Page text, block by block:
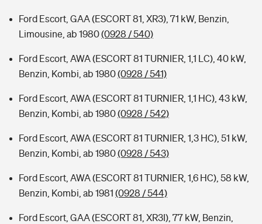
Ford Escort, GAA (ESCORT 81, XR3), 71 kW, Benzin,
Limousine, ab 1980(0928 / 540)
Ford Escort, AWA (ESCORT 81 TURNIER, 1,1 LC), 40 kW,
Benzin, Kombi, ab 1980(0928 / 541)
Ford Escort, AWA (ESCORT 81 TURNIER, 1,1 HC), 43 kW,
Benzin, Kombi, ab 1980(0928 / 542)
Ford Escort, AWA (ESCORT 81 TURNIER, 1,3 HC), 51 kW,
Benzin, Kombi, ab 1980(0928 / 543)
Ford Escort, AWA (ESCORT 81 TURNIER, 1,6 HC), 58 kW,
Benzin, Kombi, ab 1981 (0928 / 544)
Ford Escort, GAA (ESCORT 81, XR3I), 77 kW, Benzin,